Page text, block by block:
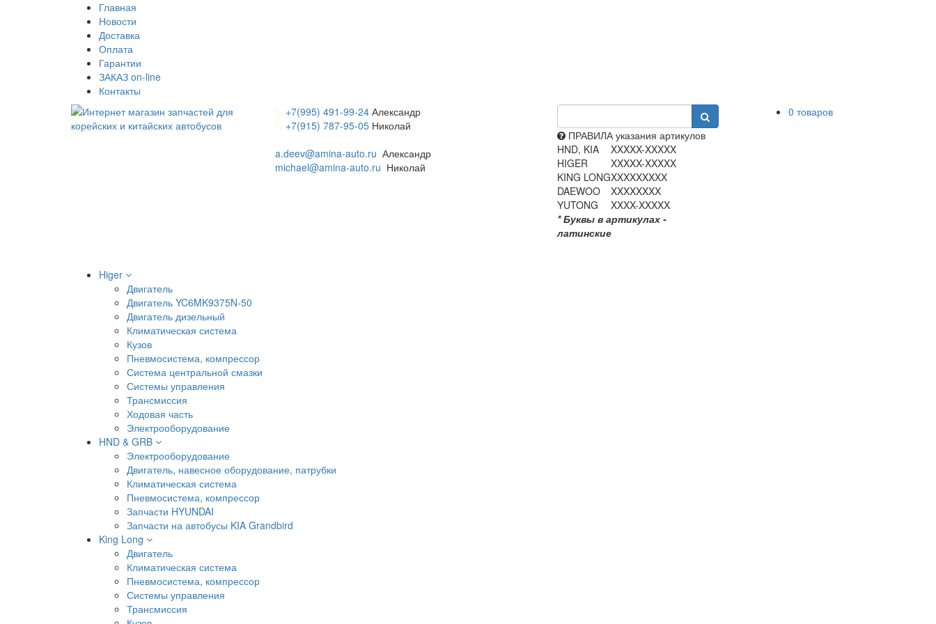
Главная
Новости
Доставка
Оплата
Гарантии
ЗАКАЗ on-line
Контакты
+7(995) 491-99-24Александр
+7(915) 787-95-05Николай
a.deev@amina-auto.ru Александр
michael@amina-auto.ru Николай
ПРАВИЛА указания артикулов
HND, KIA
XXXXX-XXXXX
HIGER
XXXXX-XXXXX
KING LONGXXXXXXXXX
DAEWOO
XXXXXXXX
YUTONG
XXXX-XXXXX
* Буквы в артикулах -
латинские
0 товаров
Higer
Двигатель
Двигатель YC6MK9375N-50
Двигатель дизельный
Климатическая система
Кузов
Пневмосистема, компрессор
Система центральной смазки
Системы управления
Трансмиссия
Ходовая часть
Электрооборудование
HND & GRB
Электрооборудование
Двигатель, навесное оборудование, патрубки
Климатическая система
Пневмосистема, компрессор
Запчасти HYUNDAI
Запчасти на автобусы KIA Grandbird
King Long
Двигатель
Климатическая система
Пневмосистема, компрессор
Системы управления
Трансмиссия